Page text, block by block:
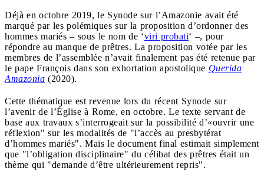
Déjà en octobre 2019, le Synode sur l’Amazonie avait été
marqué par les polémiques sur la proposition d’ordonner des
hommes mariés – sous le nom de ‘viri probati‘ –, pour
répondre au manque de prêtres. La proposition votée par les
membres de l’assemblée n’avait finalement pas été retenue par
le pape François dans son exhortation apostolique Querida
Amazonia (2020).
Cette thématique est revenue lors du récent Synode sur
l’avenir de l’Église à Rome, en octobre. Le texte servant de
base aux travaux s’interrogeait sur la possibilité d’«ouvrir une
réflexion" sur les modalités de "l’accès au presbytérat
d’hommes mariés". Mais le document final estimait simplement
que "l’obligation disciplinaire" du célibat des prêtres était un
thème qui "demande d’être ultérieurement repris".